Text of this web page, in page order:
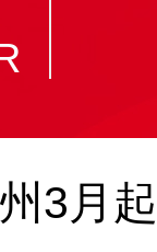
3月